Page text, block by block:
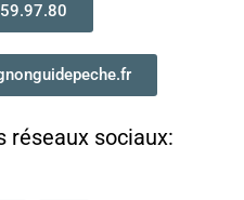
réseaux sociaux: